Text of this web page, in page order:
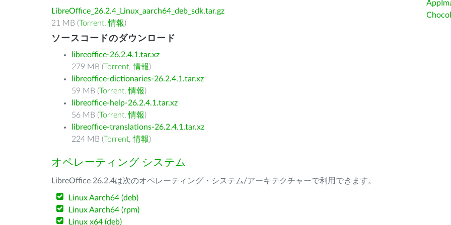
LibreOffice_26.2.4_Linux_aarch64_deb_sdk.tar.gz
21 MB (Torrent,情報)
ソースコードのダウンロード
libreoffice-26.2.4.1.tar.xz
279 MB (Torrent,情報)
libreoffice-dictionaries-26.2.4.1.tar.xz
59 MB (Torrent,情報)
libreoffice-help-26.2.4.1.tar.xz
56 MB (Torrent,情報)
libreoffice-translations-26.2.4.1.tar.xz
224 MB (Torrent,情報)
オペレーティング システム
LibreOffice 26.2.4は次のオペレーティング・システム/アーキテクチャーで利用できます。
Linux Aarch64 (deb)
Linux Aarch64 (rpm)
Linux x64 (deb)